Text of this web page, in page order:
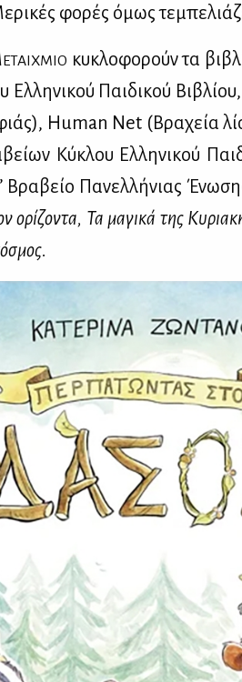
φο­ρές όμως
ΕΤΑΙΧ­ΜΙΟ κυ­κλο­φο­ρούν τα
Ελ­λη­νι­κού Παι­δι­κού
Human Net (Βρα­χεία
Κύ­κλου Ελ­λη­νι­κού
Βρα­βείο Πα­νελ­λή­νιας
ορί­ζο­ντα, Τα μα­γι­κά της